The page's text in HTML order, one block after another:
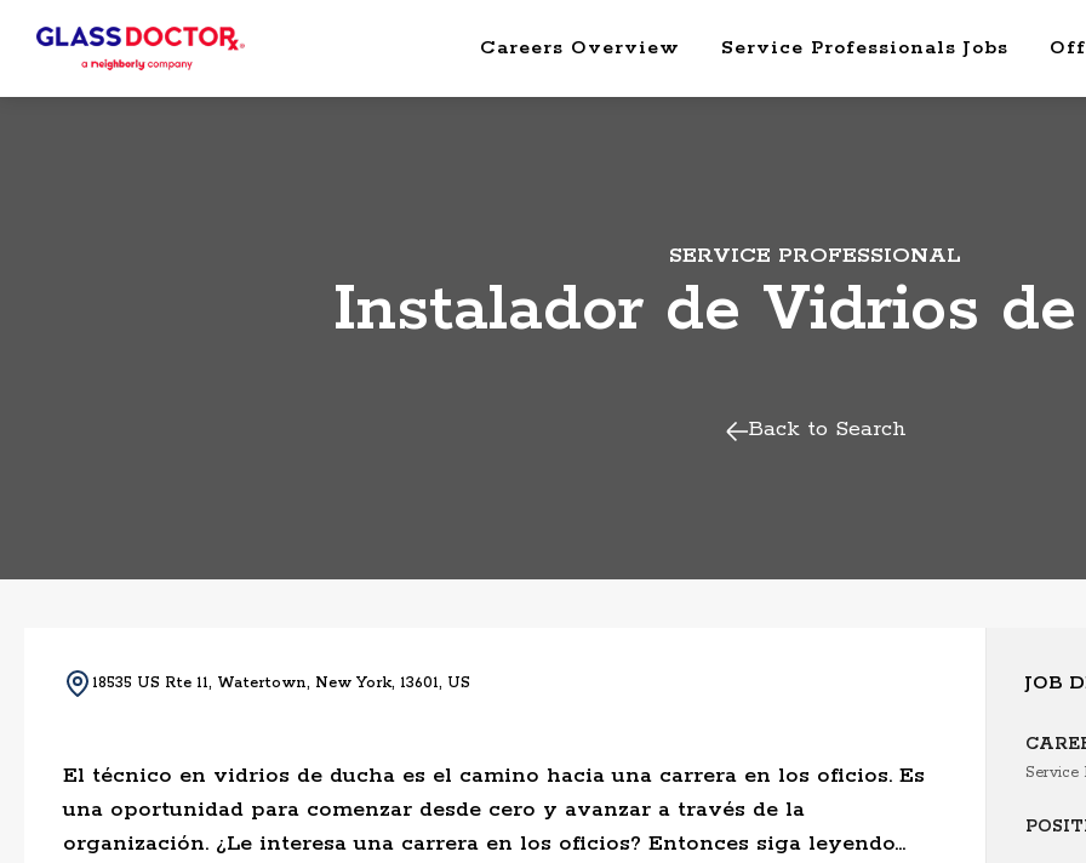
Careers Overview Service Professionals Jobs
SERVICE PROFESSIONAL
Instalador de Vidrios
Back to Search
JOB
Service
18535 US Rte 11, Watertown, New York, 13601, US
El técnico en vidrios de ducha es el camino hacia una carrera en los oficios. Es
una oportunidad para comenzar desde cero y avanzar a través de la
organización. ¿Le interesa una carrera en los oficios? Entonces siga leyendo...